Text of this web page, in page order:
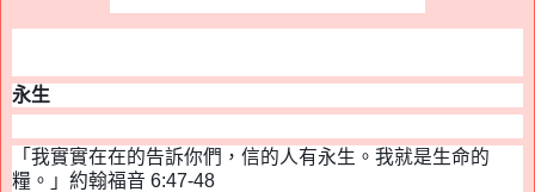
永生
「我實實在在的告訴你們，信的人有永生。我就是生命的
糧。」約翰福音 6:47-48